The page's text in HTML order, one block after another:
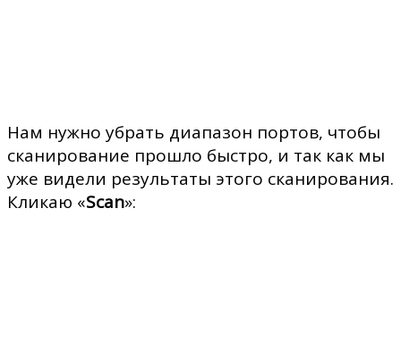
Нам нужно убрать диапазон портов, чтобы
сканирование прошло быстро, и так как мы
уже видели результаты этого сканирования.
Кликаю «Scan»: